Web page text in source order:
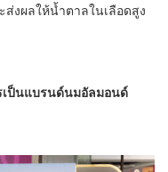
ส่งผลให้น้ำตาลในเลือดสูง
เป็นแบรนด์นมอัลมอนด์